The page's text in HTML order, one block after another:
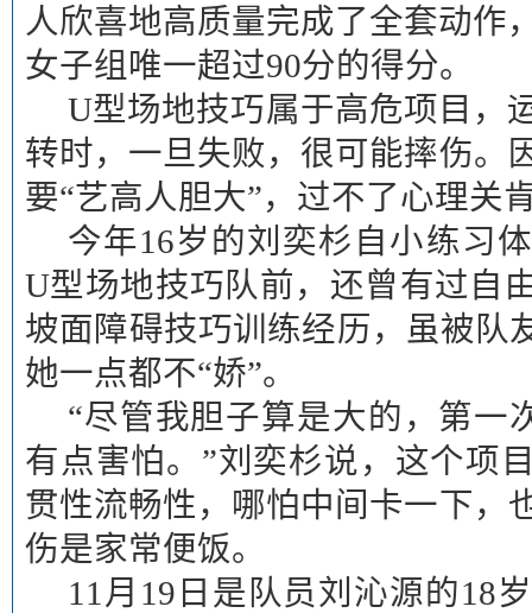
人欣喜地高质量完成了全套动作
女子组唯一超过90分的得分。
U型场地技巧属于高危项目，
转时，一旦失败，很可能摔伤。
要“艺高人胆大”，过不了心理关
今年16岁的刘奕杉自小练习
U型场地技巧队前，还曾有过自
坡面障碍技巧训练经历，虽被队
她一点都不“娇”。
“尽管我胆子算是大的，第一
有点害怕。”刘奕杉说，这个项
贯性流畅性，哪怕中间卡一下，
伤是家常便饭。
11月19日是队员刘沁源的18